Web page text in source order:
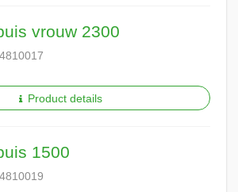
vrouw 2300
Product details
1500